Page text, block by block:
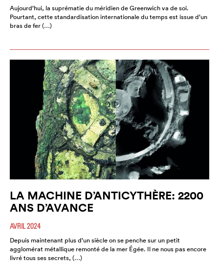
Aujourd’hui, la suprématie du méridien de Greenwich va de soi.
Pourtant, cette standardisation internationale du temps est issue d’un
bras de fer (…)
LA MACHINE D’ANTICYTHÈRE: 2200
ANS D’AVANCE
AVRIL 2024
Depuis maintenant plus d’un siècle on se penche sur un petit
agglomérat métallique remonté de la mer Égée. Il ne nous pas encore
livré tous ses secrets, (…)